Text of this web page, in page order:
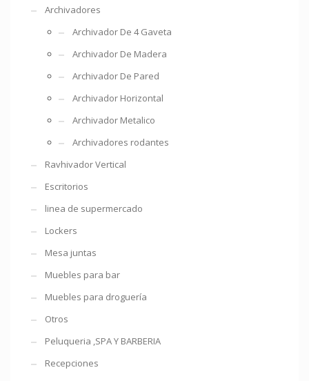
Archivadores
Archivador De 4 Gaveta
Archivador De Madera
Archivador De Pared
Archivador Horizontal
Archivador Metalico
Archivadores rodantes
Ravhivador Vertical
Escritorios
linea de supermercado
Lockers
Mesa juntas
Muebles para bar
Muebles para droguería
Otros
Peluqueria ,SPA Y BARBERIA
Recepciones